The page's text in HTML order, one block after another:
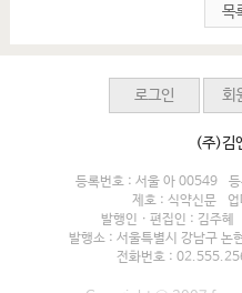
목
로그인 회
(주)김
등록번호 : 서울 아 00549
제호 : 식약신문
발행인 · 편집인 : 김주혜
발행소 : 서울특별시 강남구
전화번호 :